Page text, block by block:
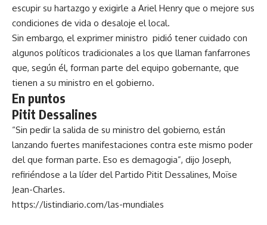
escupir su hartazgo y exigirle a Ariel Henry que o mejore sus
condiciones de vida o desaloje el local.
Sin embargo, el exprimer ministro pidió tener cuidado con
algunos políticos tradicionales a los que llaman fanfarrones
que, según él, forman parte del equipo gobernante, que
tienen a su ministro en el gobierno.
En puntos
Pitit Dessalines
“Sin pedir la salida de su ministro del gobierno, están
lanzando fuertes manifestaciones contra este mismo poder
del que forman parte. Eso es demagogia”, dijo Joseph,
refiriéndose a la líder del Partido Pitit Dessalines, Moïse
Jean-Charles.
https://listindiario.com/las-mundiales